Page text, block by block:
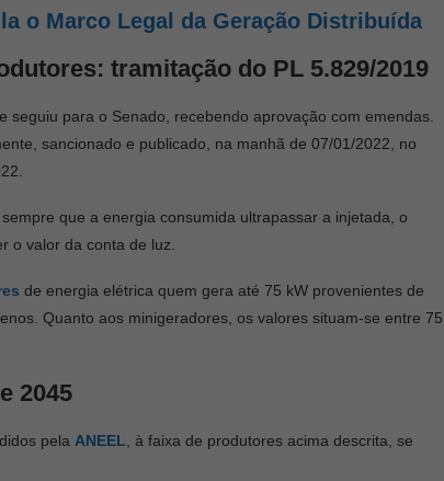
o Marco Legal da Geração Distribuída
tramitação do PL 5.829/2019
para o Senado, recebendo aprovação com emendas.
sancionado e publicado, na manhã de 07/01/2022, no
que a energia consumida ultrapassar a injetada, o
o valor da conta de luz.
de energia elétrica quem gera até 75 kW provenientes de
Quanto aos minigeradores, os valores situam-se entre 75
2045
pela ANEEL , à faixa de produtores acima descrita, se